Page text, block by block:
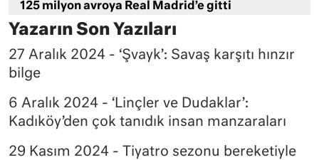
125 milyon avroya Real Madrid’e gitti
Yazarın Son Yazıları
27 Aralık 2024 - ‘Şvayk’: Savaş karşıtı hınzır
bilge
6 Aralık 2024 - ‘Linçler ve Dudaklar’:
Kadıköy’den çok tanıdık insan manzaraları
29 Kasım 2024 - Tiyatro sezonu bereketiyle